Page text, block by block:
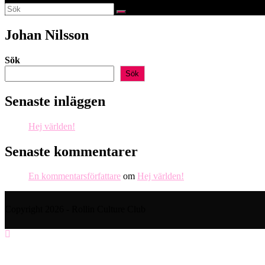
Johan Nilsson
Sök
Sök
Senaste inläggen
Hej världen!
Senaste kommentarer
En kommentarsförfattare om Hej världen!